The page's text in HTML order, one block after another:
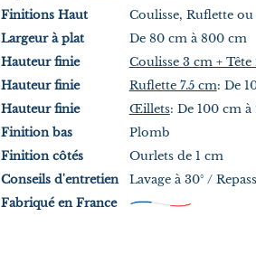
Finitions Haut
Largeur à plat
Hauteur finie
Hauteur finie
Hauteur finie
Finition bas
Finition côtés
Conseils d'entretien
Fabriqué en France
Coulisse, Ruflette
De 80 cm à 800 cm
Coulisse 3 cm + Tête
Ruflette 7.5 cm: De
Œillets: De 100 cm à
Plomb
Ourlets de 1 cm
Lavage à 30° /